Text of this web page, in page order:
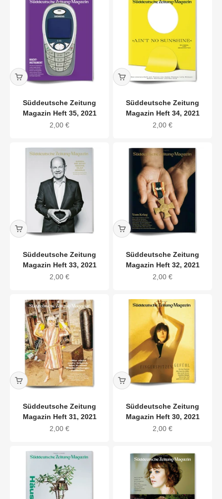
Süddeutsche Zeitung
Magazin Heft 35, 2021
Angebot
2,00 €
Süddeutsche Zeitung
Magazin Heft 34, 2021
Angebot
2,00 €
Süddeutsche Zeitung
Magazin Heft 33, 2021
Angebot
2,00 €
Süddeutsche Zeitung
Magazin Heft 32, 2021
Angebot
2,00 €
Süddeutsche Zeitung
Magazin Heft 31, 2021
Angebot
2,00 €
Süddeutsche Zeitung
Magazin Heft 30, 2021
Angebot
2,00 €